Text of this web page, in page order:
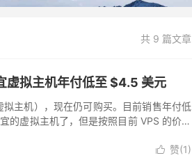
共 9 篇文章
拟主机年付低至 $4.5 美元
主机），现在仍可购买。目前销售年付低
的虚拟主机了，但是按照目前 VPS 的价格
 赞(1)